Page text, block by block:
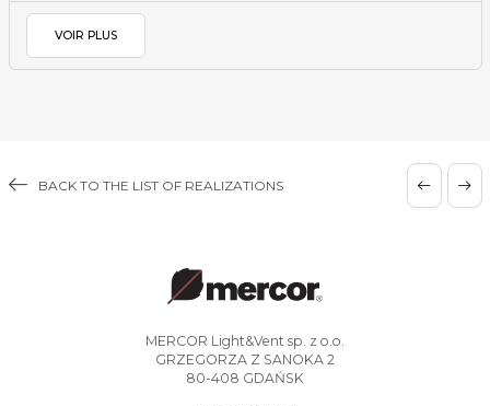
VOIR PLUS
BACK TO THE LIST OF REALIZATIONS
MERCOR Light&Vent sp. z o.o.
GRZEGORZA Z SANOKA 2
80-408 GDAŃSK